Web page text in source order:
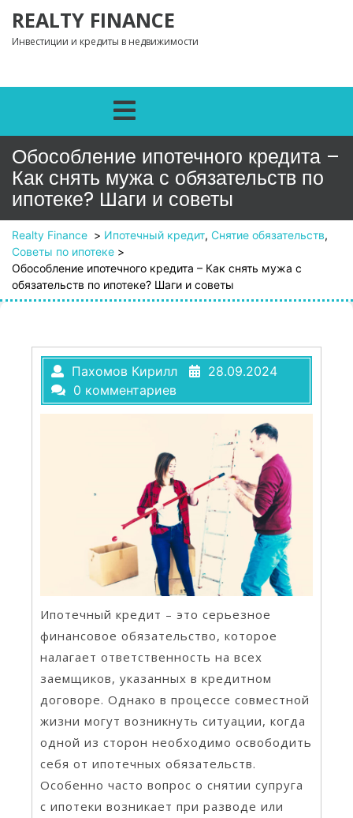
REALTY FINANCE
Инвестиции и кредиты в недвижимости
Обособление ипотечного кредита –
Как снять мужа с обязательств по
ипотеке? Шаги и советы
Realty Finance > Ипотечный кредит, Снятие обязательств,
Советы по ипотеке >
Обособление ипотечного кредита – Как снять мужа с
обязательств по ипотеке? Шаги и советы
Пахомов Кирилл
28.09.2024
0 комментариев
Ипотечный кредит – это серьезное
финансовое обязательство, которое
налагает ответственность на всех
заемщиков, указанных в кредитном
договоре. Однако в процессе совместной
жизни могут возникнуть ситуации, когда
одной из сторон необходимо освободить
себя от ипотечных обязательств.
Особенно часто вопрос о снятии супруга
с ипотеки возникает при разводе или